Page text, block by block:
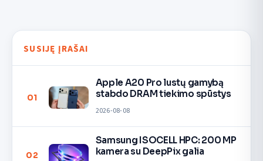
SUSIJĘ ĮRAŠAI
01
Apple A20 Pro lustų gamybą
stabdo DRAM tiekimo spūstys
2026-08-08
02
Samsung ISOCELL HPC: 200 MP
kamera su DeepPix galia